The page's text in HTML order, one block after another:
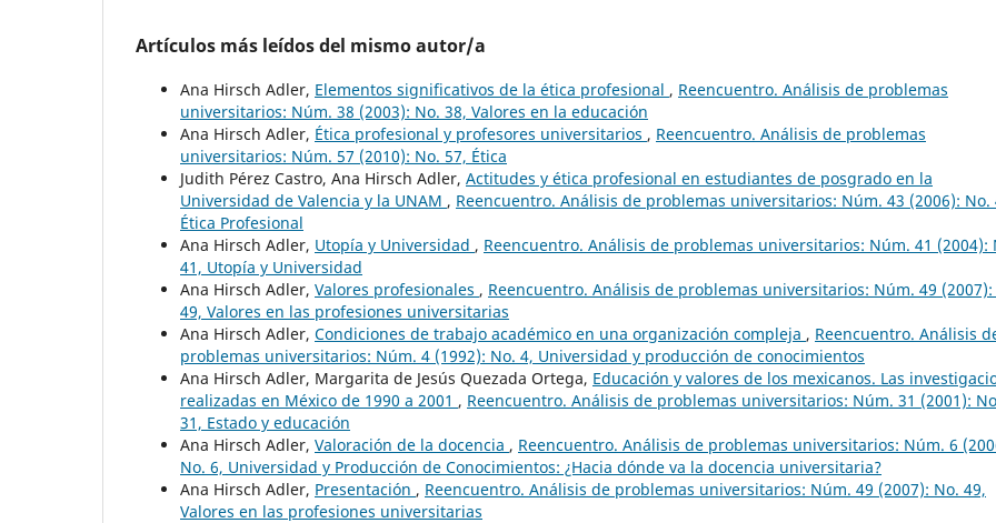
Artículos más leídos del mismo autor/a
Ana Hirsch Adler, Elementos significativos de la ética profesional , Reencuentro. Análisis de problemas
universitarios: Núm. 38 (2003): No. 38, Valores en la educación
Ana Hirsch Adler, Ética profesional y profesores universitarios , Reencuentro. Análisis de problemas
universitarios: Núm. 57 (2010): No. 57, Ética
Judith Pérez Castro, Ana Hirsch Adler, Actitudes y ética profesional en estudiantes de posgrado en la
Universidad de Valencia y la UNAM , Reencuentro. Análisis de problemas universitarios: Núm. 43 (2006): No.
Ética Profesional
Ana Hirsch Adler, Utopía y Universidad , Reencuentro. Análisis de problemas universitarios: Núm. 41 (2004):
41, Utopía y Universidad
Ana Hirsch Adler, Valores profesionales , Reencuentro. Análisis de problemas universitarios: Núm. 49 (2007):
49, Valores en las profesiones universitarias
Ana Hirsch Adler, Condiciones de trabajo académico en una organización compleja , Reencuentro. Análisis
problemas universitarios: Núm. 4 (1992): No. 4, Universidad y producción de conocimientos
Ana Hirsch Adler, Margarita de Jesús Quezada Ortega, Educación y valores de los mexicanos. Las
realizadas en México de 1990 a 2001 , Reencuentro. Análisis de problemas universitarios: Núm. 31 (2001):
31, Estado y educación
Ana Hirsch Adler, Valoración de la docencia , Reencuentro. Análisis de problemas universitarios: Núm. 6
No. 6, Universidad y Producción de Conocimientos: ¿Hacia dónde va la docencia universitaria?
Ana Hirsch Adler, Presentación , Reencuentro. Análisis de problemas universitarios: Núm. 49 (2007): No. 49,
Valores en las profesiones universitarias